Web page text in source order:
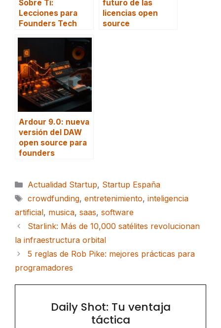
Sobre Ti:
Lecciones para
Founders Tech
futuro de las
licencias open
source
Ardour 9.0: nueva
versión del DAW
open source para
founders
Categorías
Actualidad Startup, Startup España
Etiquetas
crowdfunding, entretenimiento, inteligencia
artificial, musica, saas, software
Starlink: Más de 10,000 satélites revolucionan
la infraestructura orbital
5 reglas de Rob Pike: mejores prácticas para
programadores
Daily Shot: Tu ventaja
táctica